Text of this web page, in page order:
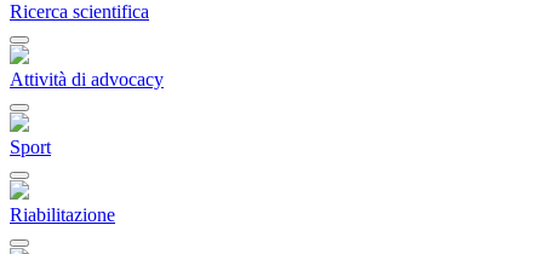
Ricerca scientifica
Attività di advocacy
Sport
Riabilitazione